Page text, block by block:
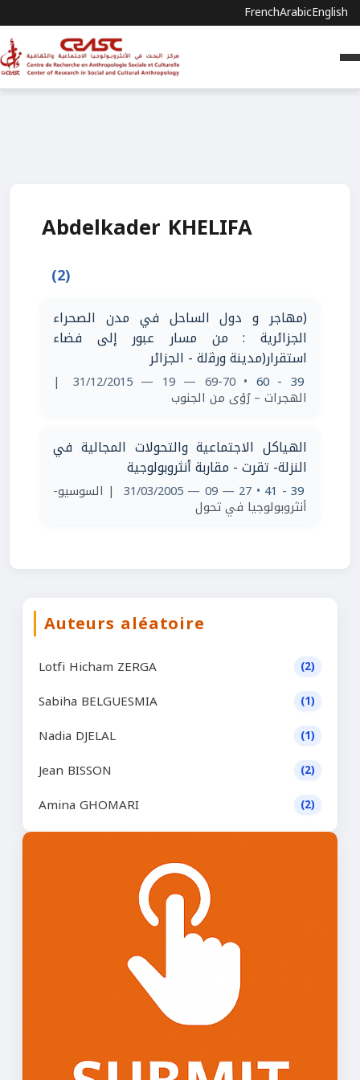
FrenchArabicEnglish
Abdelkader KHELIFA
(2)
(مهاجر و دول الساحل في مدن الصحراء
الجزائرية : من مسار عبور إلى فضاء
استقرار(مدينة ورﭬلة - الجزائر
39 - 60
• 69-70 — 19 — 31/12/2015
|
الهجرات – رُؤى من الجنوب
الهياكل الاجتماعية والتحولات المجالية في
النزلة- تقرت - مقاربة أنثروبولوجية
39 - 41
• 27 — 09 — 31/03/2005 | السوسيو-
أنثروبولوجيا في تحول
Auteurs aléatoire
Lotfi Hicham ZERGA (2)
Sabiha BELGUESMIA (1)
Nadia DJELAL (1)
Jean BISSON (2)
Amina GHOMARI (2)